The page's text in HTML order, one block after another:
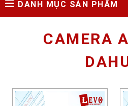
DANH MỤC SẢN PHẨM
CAMERA